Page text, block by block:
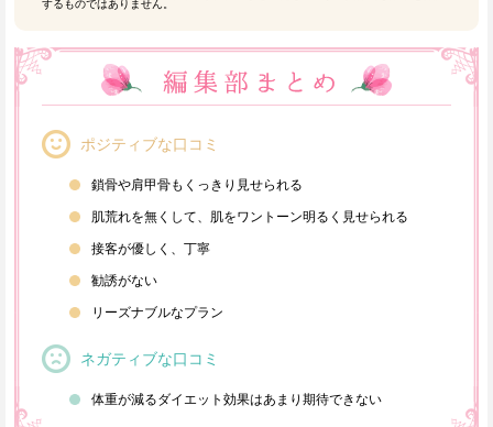
するものではありません。
ポジティブな口コミ
鎖骨や肩甲骨もくっきり見せられる
肌荒れを無くして、肌をワントーン明るく見せられる
接客が優しく、丁寧
勧誘がない
リーズナブルなプラン
ネガティブな口コミ
体重が減るダイエット効果はあまり期待できない